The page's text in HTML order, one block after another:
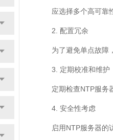
应选择多个高可靠
2. 配置冗余
为了避免单点故障
3. 定期校准和维护
定期检查NTP服务
4. 安全性考虑
启用NTP服务器的